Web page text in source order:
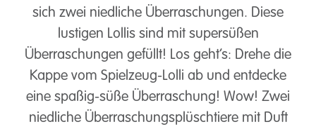
sich zwei niedliche Überraschungen. Diese
lustigen Lollis sind mit supersüßen
Überraschungen gefüllt! Los geht’s: Drehe die
Kappe vom Spielzeug-Lolli ab und entdecke
eine spaßig-süße Überraschung! Wow! Zwei
niedliche Überraschungsplüschtiere mit Duft